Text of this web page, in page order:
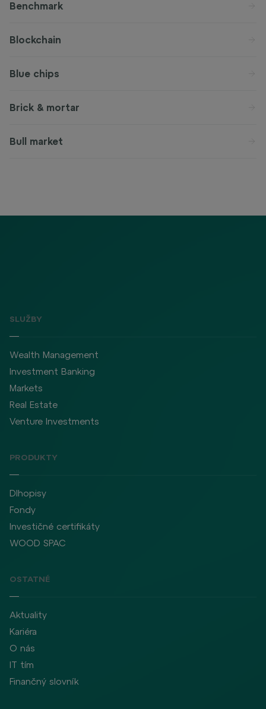
Benchmark
Blockchain
Blue chips
Brick & mortar
Bull market
SLUŽBY
Wealth Management
Investment Banking
Markets
Real Estate
Venture Investments
PRODUKTY
Dlhopisy
Fondy
Investičné certifikáty
WOOD SPAC
OSTATNÉ
Aktuality
Kariéra
O nás
IT tím
Finančný slovník